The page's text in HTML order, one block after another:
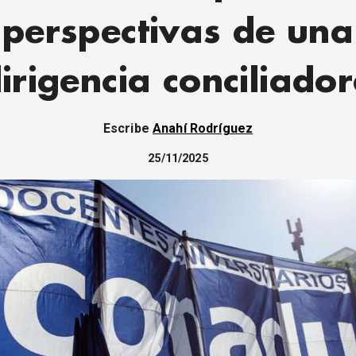
perspectivas de una
Escribe Anahí Rodríguez
25/11/2025